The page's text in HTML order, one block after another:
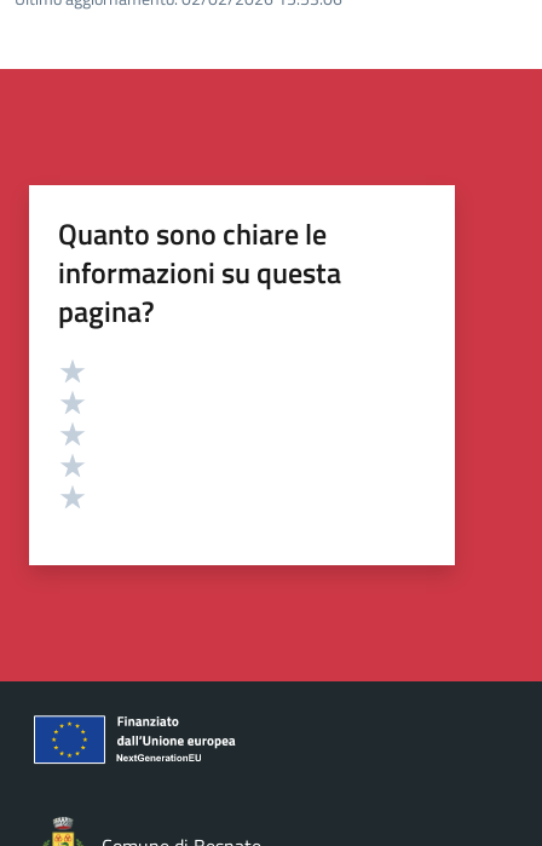
Quanto sono chiare le
informazioni su questa
pagina?
Valutazione